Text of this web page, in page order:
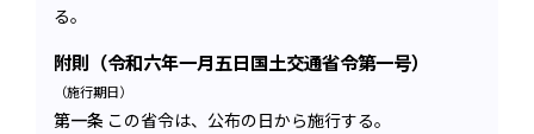
る。
附則（令和六年一月五日国土交通省令第一号）
（施行期日）
第一条 この省令は、公布の日から施行する。